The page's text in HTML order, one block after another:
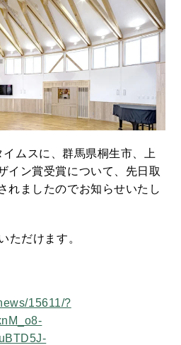
イムスに、群馬県桐生市、上
イン賞受賞について、先日取
れましたのでお知らせいたし
ただけます。
15611/?